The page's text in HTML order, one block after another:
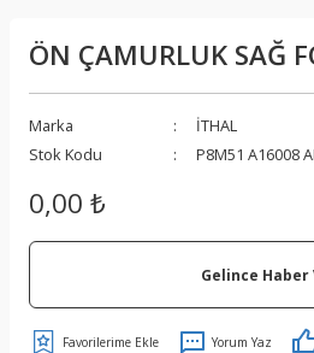
ÖN ÇAMURLUK SAĞ
Marka
İTHAL
Stok Kodu
P8M51 A16008
0,00 ₺
Gelince Haber
Yorum Yaz